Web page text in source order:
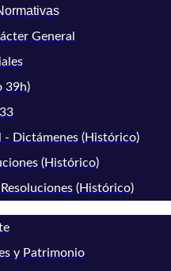
General
39h)
- Dictámenes (Histórico)
(Histórico)
(Histórico)
y Patrimonio